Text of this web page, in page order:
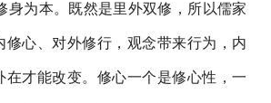
身为本。既然是里外双修，所以儒家
修心、对外修行，观念带来行为，内
在才能改变。修心一个是修心性，一